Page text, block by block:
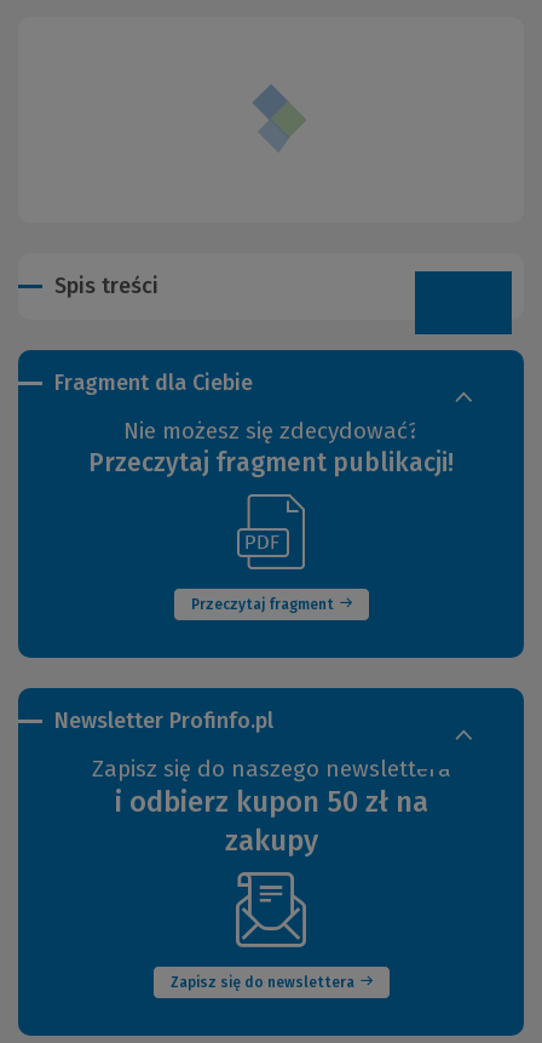
Fragment dla Ciebie
Nie możesz się zdecydować?
Przeczytaj fragment publikacji!
Przeczytaj fragment
(Nowe
okno)
innej
Spis treści
Newsletter Profinfo.pl
Zapisz się do naszego newslettera
i odbierz kupon 50 zł na
zakupy
Zapisz się do newslettera
(Nowe
okno)